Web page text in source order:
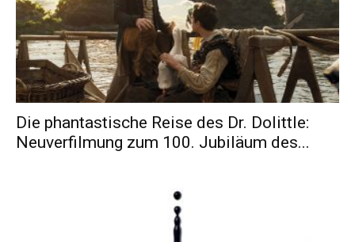
Die phantastische Reise des Dr. Dolittle:
Neuverfilmung zum 100. Jubiläum des...